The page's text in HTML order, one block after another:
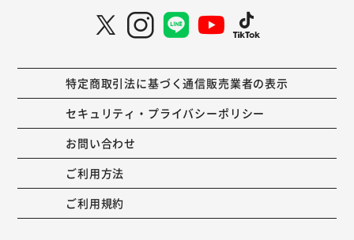
特定商取引法に基づく通信販売業者の表示
セキュリティ・プライバシーポリシー
お問い合わせ
ご利用方法
ご利用規約